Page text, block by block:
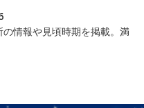
情報や見頃時期を掲載。満